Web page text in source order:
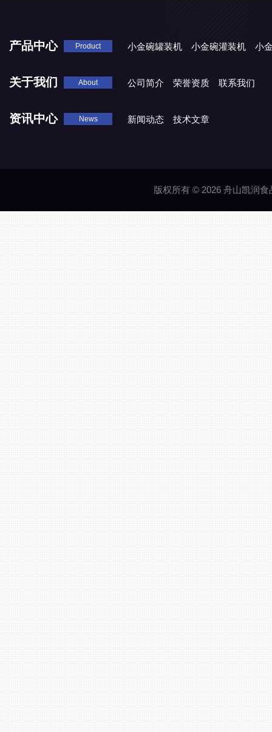
产品中心 Product 小金碗罐装机 小金碗灌装机 小
关于我们 About 公司简介 荣誉资质 联系我们
资讯中心 News 新闻动态 技术文章
版权所有 © 2026 舟山凯润